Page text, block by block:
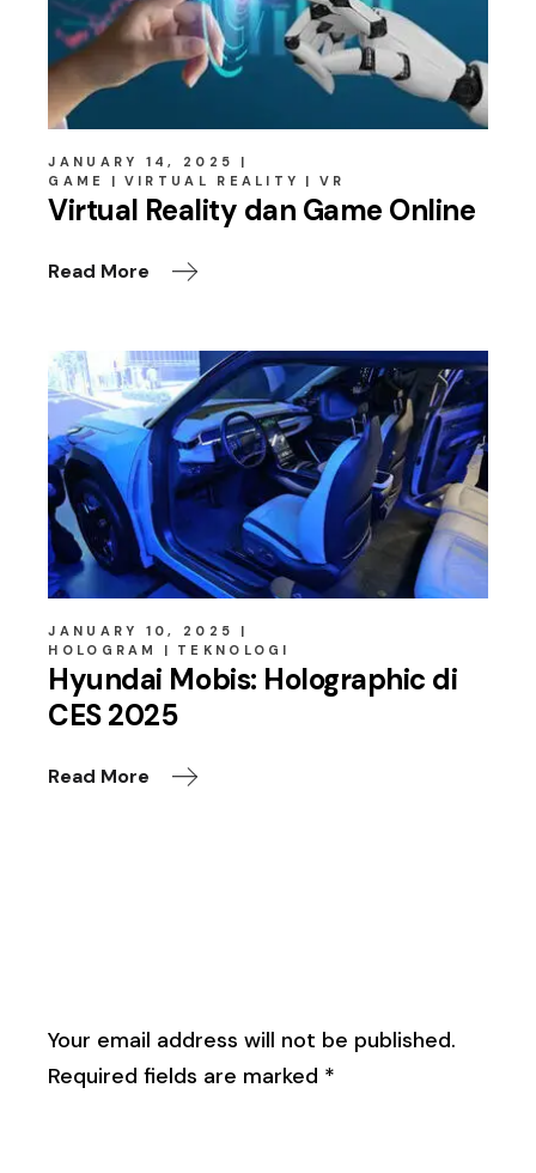
JANUARY 14, 2025
GAME
VIRTUAL REALITY VR
Virtual Reality dan Game Online
Read More
JANUARY 10, 2025
HOLOGRAM
TEKNOLOGI
Hyundai Mobis: Holographic di
CES 2025
Read More
Your email address will not be published.
Required fields are marked *